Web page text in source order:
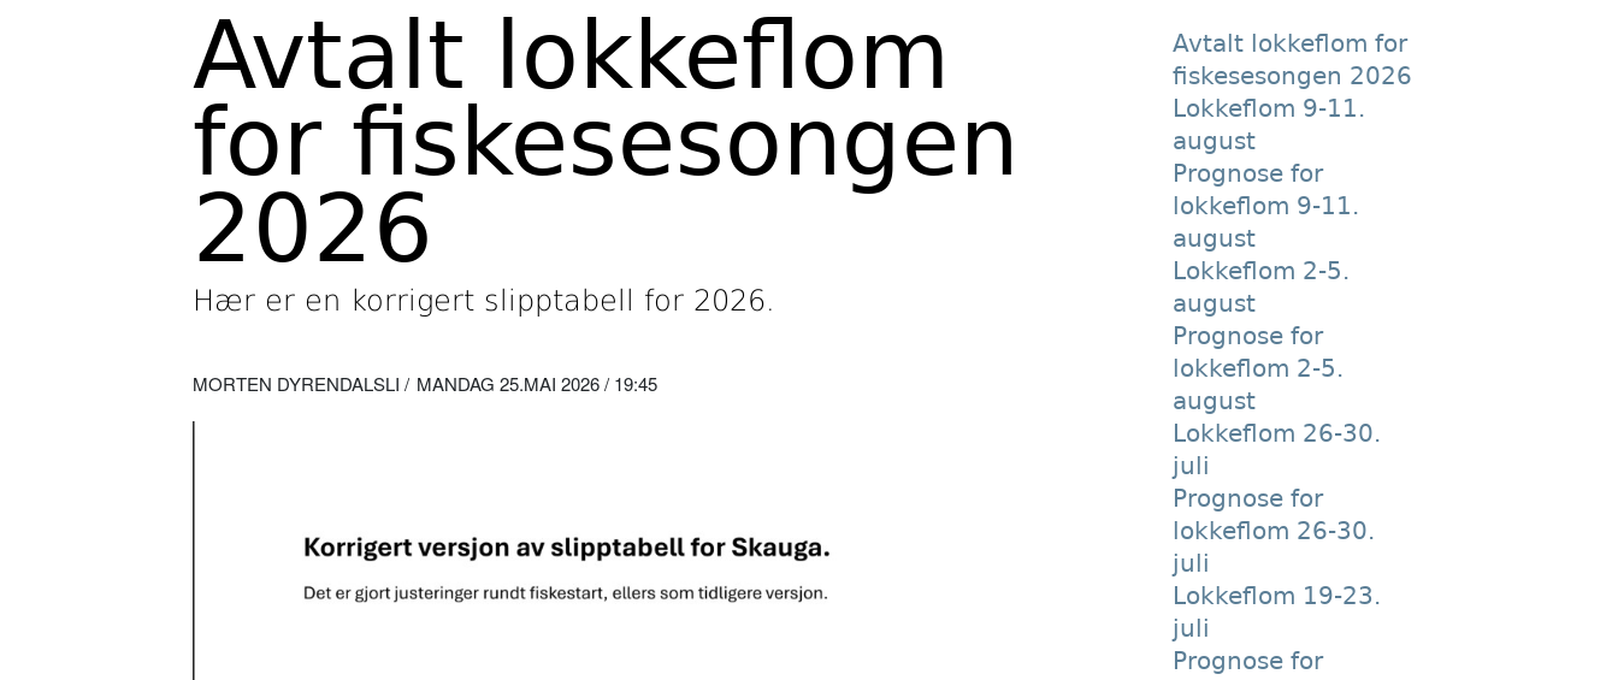
Avtalt lokkeflom
for fiskesesongen
2026
Hær er en korrigert slipptabell for 2026.
MORTEN DYRENDALSLI MANDAG 25.MAI 2026 / 19:45
Avtalt lokkeflom for
fiskesesongen 2026
Lokkeflom 9-11.
august
Prognose for
lokkeflom 9-11.
august
Lokkeflom 2-5.
august
Prognose for
lokkeflom 2-5.
august
Lokkeflom 26-30.
juli
Prognose for
lokkeflom 26-30.
juli
Lokkeflom 19-23.
juli
Prognose for